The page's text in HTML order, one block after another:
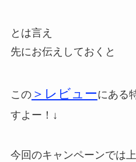
とは言え
先にお伝えしておくと
この＞レビューにある
すよー！↓
今回のキャンペーンでは